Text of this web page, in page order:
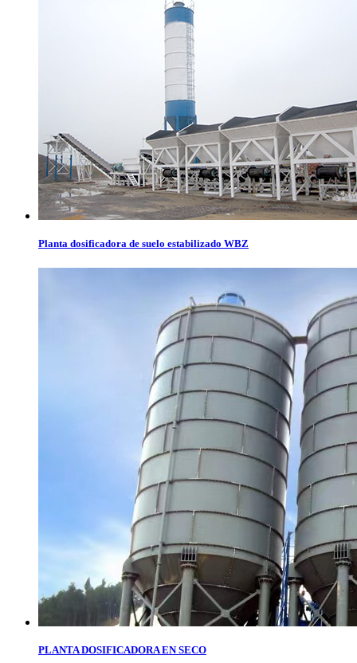
Planta dosificadora de suelo estabilizado WBZ
PLANTA DOSIFICADORA EN SECO